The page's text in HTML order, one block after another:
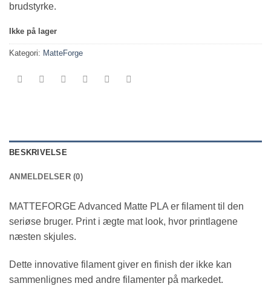
brudstyrke.
Ikke på lager
Kategori: MatteForge
BESKRIVELSE
ANMELDELSER (0)
MATTEFORGE Advanced Matte PLA er filament til den
seriøse bruger. Print i ægte mat look, hvor printlagene
næsten skjules.
Dette innovative filament giver en finish der ikke kan
sammenlignes med andre filamenter på markedet.